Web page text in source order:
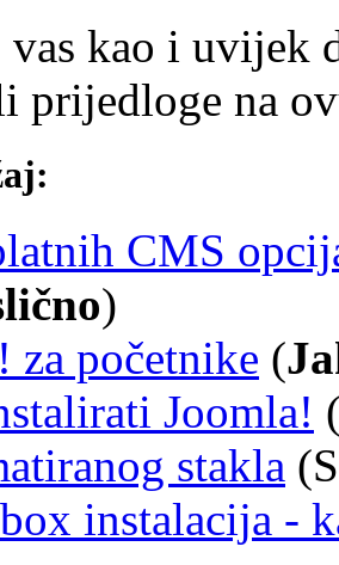
kao i uvijek
prijedloge na
CMS
)
za početnike (
Joomla!
stakla
instalacija -